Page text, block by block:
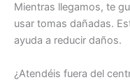
Mientras llegamos, te
usar tomas dañadas.
ayuda a reducir daños.
¿Atendéis fuera del